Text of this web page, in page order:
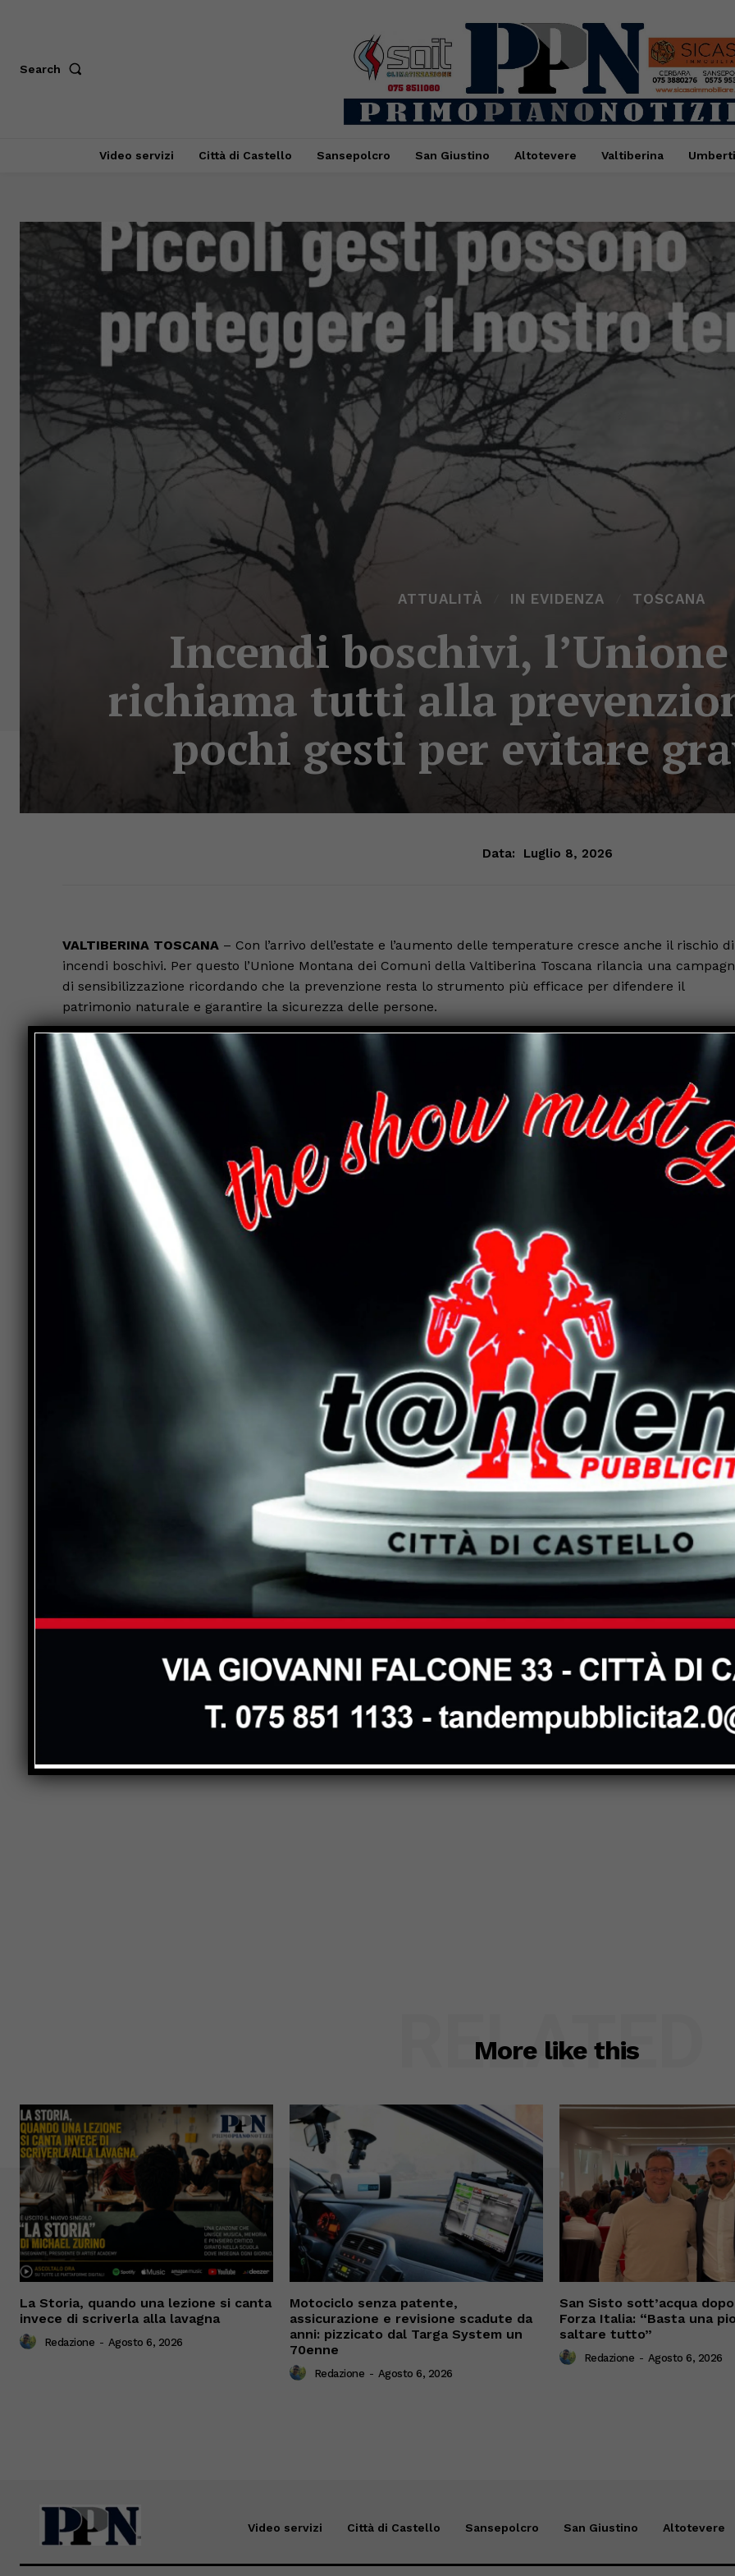
Search
Video servizi Città di Castello Sansepolcro San Giustino Altotevere Valtiberina
ATTUALITÀ IN EVIDENZA TOSCANA
Incendi boschivi,
richiama tutti alla
pochi gesti per evitare
Data: Luglio 8, 2026
VALTIBERINA TOSCANA – Con l’arrivo dell’estate e l’aumento delle temperature cresce anche il rischio di
incendi boschivi. Per questo l’Unione Montana dei Comuni della Valtiberina Toscana rilancia una
di sensibilizzazione ricordando che la prevenzione resta lo strumento più efficace per difendere il
patrimonio naturale e garantire la sicurezza delle persone.
Il messaggio è semplice: il bosco è un bene di tutti e anche una piccola disattenzione può provocare
conseguenze gravissime. Un incendio mette infatti a rischio l’ambiente, la fauna selvatica, le abitazioni e
l’incolumità delle persone.
Tra le raccomandazioni rivolte ai cittadini c’è quella di non accendere fuochi nei boschi o nelle aree
limitrofe, di non bruciare residui vegetali durante il periodo di divieto e di non gettare mozziconi di
sigaretta dal finestrino dell’auto. Occorre inoltre prestare particolare attenzione a barbecue, fornelli
portatili, scintille prodotte da attrezzature e fuochi lasciati incustoditi.
In caso di avvistamento di fumo o fiamme è fondamentale mantenere la calma, non avvicinarsi
e segnalare immediatamente la situazione chiamando il
Numero Verde Antincendi Boschivi della
Regione Toscana 800 425 425
. Una segnalazione tempestiva può fare la differenza e
consentire un intervento rapido, limitando i danni.
L’Unione Montana invita tutti a fare la propria parte: piccoli gesti quotidiani possono contribuire a
proteggere il territorio e a salvaguardare uno dei patrimoni più preziosi della Valtiberina.
incendi boschivi prevenzione Protezione civile
Regione Toscana
Unione Montana Valtiberina Toscana Valtiberina Toscana
UNITRE Città di Castello in Trentino:
escursioni tra boschi, sentieri e sapori
SP100, riaperto completamente al
traffico il tratto dell’Arco di Fighille
More like this
RELATED
La Storia, quando una lezione si canta
invece di scriverla alla lavagna
Redazione - Agosto 6, 2026
Motociclo senza patente,
assicurazione e revisione scadute da
anni: pizzicato dal Targa System un
70enne
Redazione - Agosto 6, 2026
San Sisto sott’acqua
Forza Italia: “Basta una
saltare tutto”
Redazione - Agosto 6, 2026
Video servizi Città di Castello Sansepolcro San Giustino Altotevere